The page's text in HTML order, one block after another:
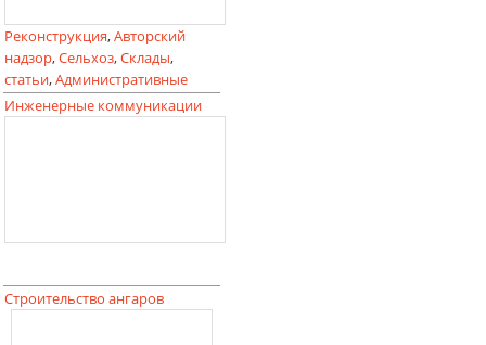
Реконструкция,Авторский
надзор,Сельхоз,Склады,
статьи,Административные
Инженерные коммуникации
Строительство ангаров